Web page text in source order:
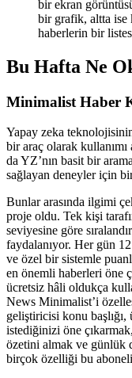
Bu Hafta Ne
Minimalist Haber
Yapay zeka
bir araç olarak
da YZ’nın basit bir
sağlayan deneyler için
Bunlar arasında ilgimi
proje oldu. Tek kişi
seviyesine göre
faydalanıyor. Her gün
ve özel bir sistemle
en önemli haberleri öne
ücretsiz hâli oldukça
News Minimalist’i
geliştiricisi konu
istediğinizi öne
özetini almak ve günlük
birçok özelliği bu